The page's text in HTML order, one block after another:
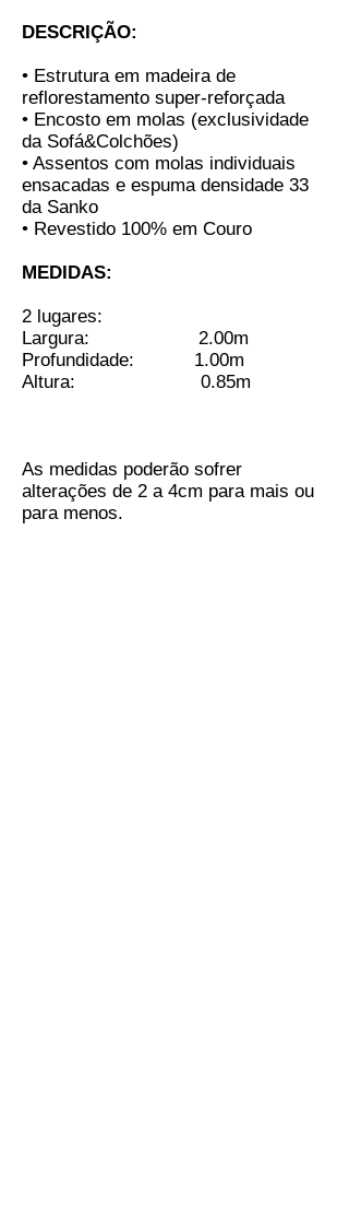
DESCRIÇÃO:
• Estrutura em madeira de
reflorestamento super-reforçada
• Encosto em molas (exclusividade
da Sofá&Colchões)
• Assentos com molas individuais
ensacadas e espuma densidade 33
da Sanko
• Revestido 100% em Couro
MEDIDAS:
2 lugares:
Largura: 2.00m
Profundidade: 1.00m
Altura: 0.85m
As medidas poderão sofrer
alterações de 2 a 4cm para mais ou
para menos.